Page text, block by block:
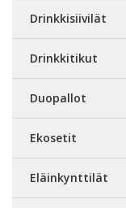
Drinkkisiivilät
Drinkkitikut
Duopallot
Ekosetit
Eläinkynttilät